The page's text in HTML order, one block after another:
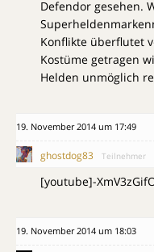
Defendor gesehen.
Konflikte überflutet
Kostüme getragen
Helden unmöglich
19. November 2014 um 17:49
ghostdog83 Teilnehmer
[youtube]-
19. November 2014 um 18:03